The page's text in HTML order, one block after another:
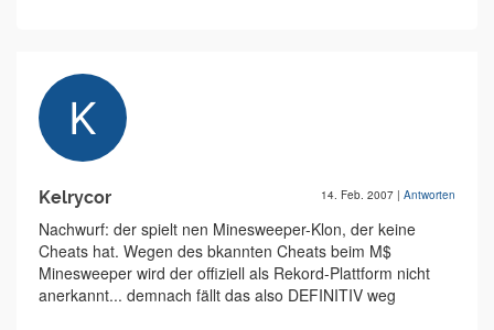
Kelrycor 14. Feb. 2007 | Antworten
Nachwurf: der spielt nen Minesweeper-Klon, der keine
Cheats hat. Wegen des bkannten Cheats beim M$
Minesweeper wird der offiziell als Rekord-Plattform nicht
anerkannt... demnach fällt das also DEFINITIV weg